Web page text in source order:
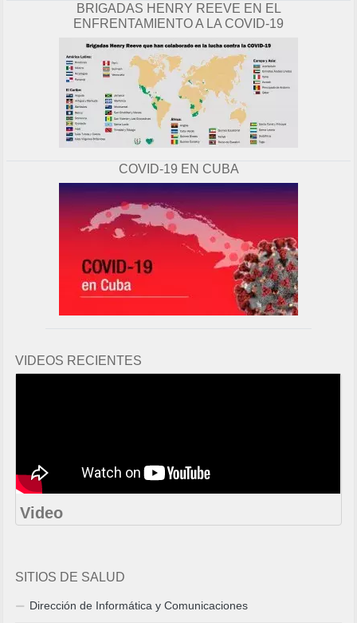
BRIGADAS HENRY REEVE EN EL
ENFRENTAMIENTO A LA COVID-19
COVID-19 EN CUBA
VIDEOS RECIENTES
Video
SITIOS DE SALUD
Dirección de Informática y Comunicaciones